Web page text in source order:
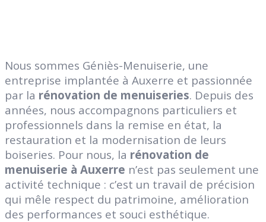
Nous sommes Géniès-Menuiserie, une
entreprise implantée à Auxerre et passionnée
par la rénovation de menuiseries. Depuis des
années, nous accompagnons particuliers et
professionnels dans la remise en état, la
restauration et la modernisation de leurs
boiseries. Pour nous, la rénovation de
menuiserie à Auxerre n’est pas seulement une
activité technique : c’est un travail de précision
qui mêle respect du patrimoine, amélioration
des performances et souci esthétique.